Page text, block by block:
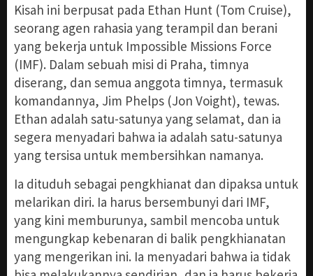
Kisah ini berpusat pada Ethan Hunt (Tom Cruise),
seorang agen rahasia yang terampil dan berani
yang bekerja untuk Impossible Missions Force
(IMF). Dalam sebuah misi di Praha, timnya
diserang, dan semua anggota timnya, termasuk
komandannya, Jim Phelps (Jon Voight), tewas.
Ethan adalah satu-satunya yang selamat, dan ia
segera menyadari bahwa ia adalah satu-satunya
yang tersisa untuk membersihkan namanya.
Ia dituduh sebagai pengkhianat dan dipaksa untuk
melarikan diri. Ia harus bersembunyi dari IMF,
yang kini memburunya, sambil mencoba untuk
mengungkap kebenaran di balik pengkhianatan
yang mengerikan ini. Ia menyadari bahwa ia tidak